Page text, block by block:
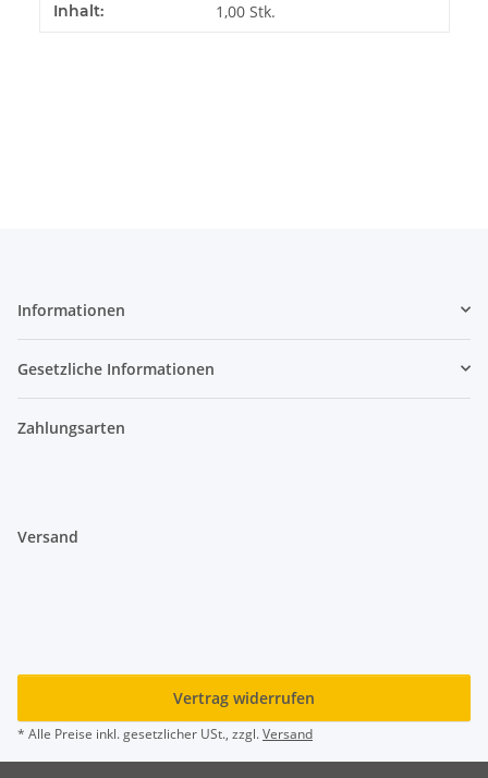
Inhalt: 1,00 Stk.
Informationen
Gesetzliche Informationen
Zahlungsarten
Versand
Vertrag widerrufen
* Alle Preise inkl. gesetzlicher USt., zzgl.Versand